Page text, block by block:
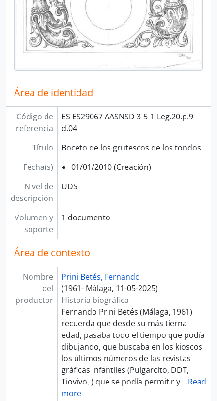
Área de identidad
Código de
referencia
ES ES29067 AASNSD 3-5-1-Leg.20.p.9-
d.04
Título
Boceto de los grutescos de los tondos
Fecha(s)
01/01/2010 (Creación)
Nivel de
descripción
UDS
Volumen y
soporte
1 documento
Área de contexto
Nombre
del
productor
Prini Betés, Fernando
(1961- Málaga, 11-05-2025)
Historia biográfica
Fernando Prini Betés (Málaga, 1961)
recuerda que desde su más tierna
edad, pasaba todo el tiempo que podía
dibujando, que buscaba en los kioscos
los últimos números de las revistas
gráficas infantiles (Pulgarcito, DDT,
Tiovivo, ) que se podía permitir y… Read
more